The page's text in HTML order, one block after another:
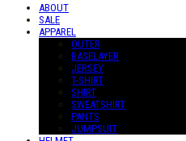
ABOUT
SALE
APPAREL
OUTER
BASELAYER
JERSEY
T-SHIRT
SHIRT
SWEATSHIRT
PANTS
JUMPSUIT